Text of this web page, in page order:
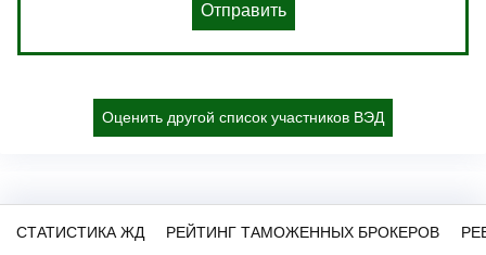
Отправить
Оценить другой список участников ВЭД
СТАТИСТИКА ЖД РЕЙТИНГ ТАМОЖЕННЫХ БРОКЕРОВ